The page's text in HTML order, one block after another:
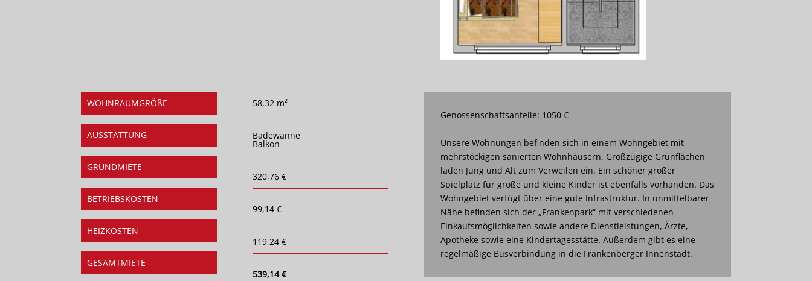
WOHNRAUMGRÖßE
AUSSTATTUNG
GRUNDMIETE
BETRIEBSKOSTEN
HEIZKOSTEN
GESAMTMIETE
58,32 m²
Badewanne
Balkon
320,76 €
99,14 €
119,24 €
539,14 €
Genossenschaftsanteile: 1050 €
Unsere Wohnungen befinden sich in einem Wohngebiet mit
mehrstöckigen sanierten Wohnhäusern. Großzügige Grünflächen
laden Jung und Alt zum Verweilen ein. Ein schöner großer
Spielplatz für große und kleine Kinder ist ebenfalls vorhanden. Das
Wohngebiet verfügt über eine gute Infrastruktur. In unmittelbarer
Nähe befinden sich der „Frankenpark“ mit verschiedenen
Einkaufsmöglichkeiten sowie andere Dienstleistungen, Ärzte,
Apotheke sowie eine Kindertagesstätte. Außerdem gibt es eine
regelmäßige Busverbindung in die Frankenberger Innenstadt.